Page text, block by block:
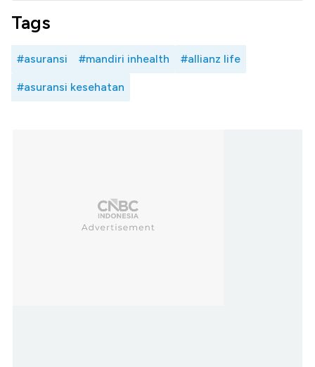
Tags
#asuransi #mandiri inhealth #allianz life
#asuransi kesehatan